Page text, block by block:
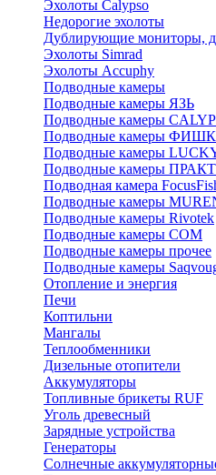
Эхолоты Calypso
Недорогие эхолоты
Дублирующие мониторы,
Эхолоты Simrad
Эхолоты Accuphy
Подводные камеры
Подводные камеры ЯЗЬ
Подводные камеры
Подводные камеры
Подводные камеры
Подводные камеры
Подводная камера
Подводные камеры
Подводные камеры Rivotek
Подводные камеры СОМ
Подводные камеры прочее
Подводные камеры
Отопление и энергия
Печи
Коптильни
Мангалы
Теплообменники
Дизельные отопители
Аккумуляторы
Топливные брикеты RUF
Уголь древесный
Зарядные устройства
Генераторы
Солнечные